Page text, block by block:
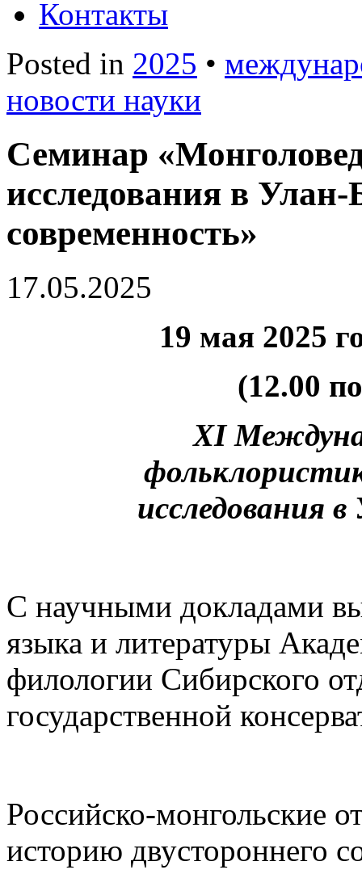
Контакты
Posted in 2025 •
новости науки
Семинар
исследования в
современность»
17.05.2025
19 мая 2025
(12.00
XI
исследования
С научными докладами
языка и литературы
филологии Сибирского
государственной
Российско-монгольские
историю двустороннего